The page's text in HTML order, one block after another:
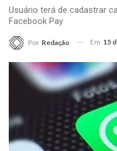
Usuário terá de cadastrar
Facebook Pay
Por Redação Em 15